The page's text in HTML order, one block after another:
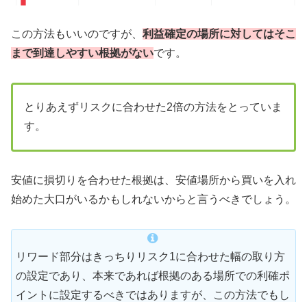
この方法もいいのですが、 利益確定の場所に対してはそこ
まで到達しやすい根拠がないです。
とりあえずリスクに合わせた2倍の方法をとっていま
す。
安値に損切りを合わせた根拠は、安値場所から買いを入れ
始めた大口がいるかもしれないからと言うべきでしょう。
リワード部分はきっちりリスク1に合わせた幅の取り方
の設定であり、本来であれば根拠のある場所での利確ポ
イントに設定するべきではありますが、この方法でもし